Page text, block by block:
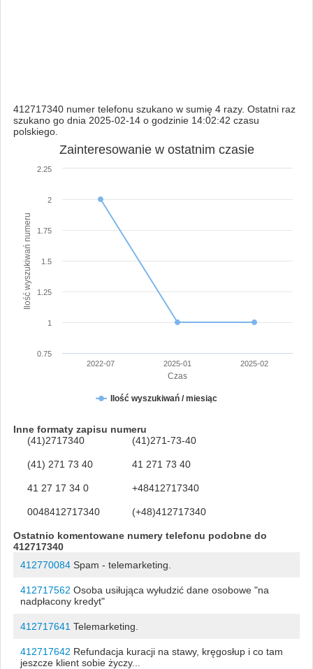
412717340 numer telefonu szukano w sumię 4 razy. Ostatni raz
szukano go dnia 2025-02-14 o godzinie 14:02:42 czasu
polskiego.
Czas
Ilość wyszukiwań numeru
Zainteresowanie w ostatnim czasie
Ilość wyszukiwań / miesiąc
2022-07 2025-01 2025-02
0.75
1
1.25
1.5
1.75
2
2.25
Inne formaty zapisu numeru
(41)2717340
(41)271-73-40
(41) 271 73 40 41 271 73 40
41 27 17 34 0 +48412717340
0048412717340 (+48)412717340
Ostatnio komentowane numery telefonu podobne do
412717340
412770084Spam - telemarketing.
412717562 Osoba usiłująca wyłudzić dane osobowe "na
nadpłacony kredyt"
412717641 Telemarketing.
412717642 Refundacja kuracji na stawy, kręgosłup i co tam
jeszcze klient sobie życzy...